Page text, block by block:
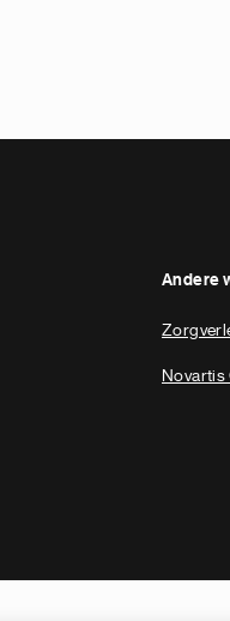
Andere
Novartis